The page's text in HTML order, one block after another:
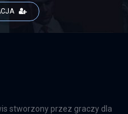
stworzony przez graczy dla